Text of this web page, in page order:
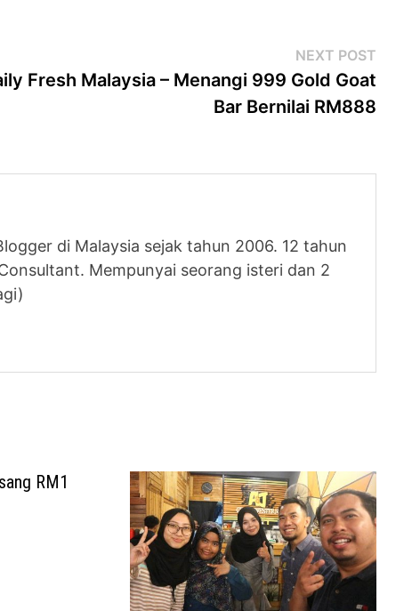
NEXT POSTNext
Fresh Malaysia – Menangi 999 Gold Goat
Bar Bernilai RM888
di Malaysia sejak tahun 2006. 12 tahun
Mempunyai seorang isteri dan 2
RM1